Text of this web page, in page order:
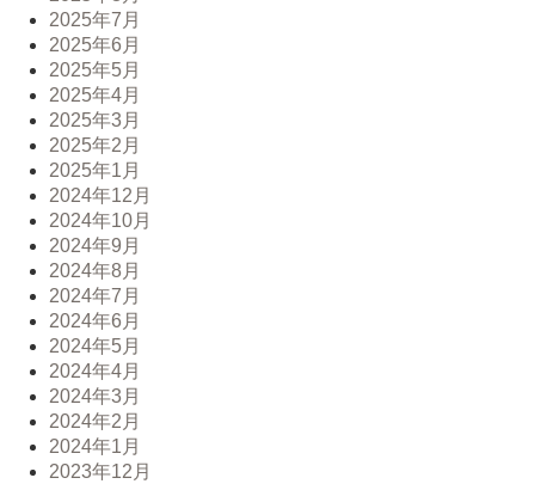
2025年7月
2025年6月
2025年5月
2025年4月
2025年3月
2025年2月
2025年1月
2024年12月
2024年10月
2024年9月
2024年8月
2024年7月
2024年6月
2024年5月
2024年4月
2024年3月
2024年2月
2024年1月
2023年12月